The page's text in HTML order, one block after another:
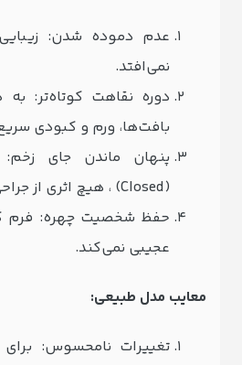
عدم دموده شدن: زیبایی
نمی‌افتد.
دوره نقاهت کوتاه‌تر: به
بافت‌ها، ورم و کبودی
پنهان ماندن جای زخم:
حفظ شخصیت چهره: فرم
عجیبی نمی‌کند.
معایب مدل طبیعی:
تغییرات نامحسوس: برای